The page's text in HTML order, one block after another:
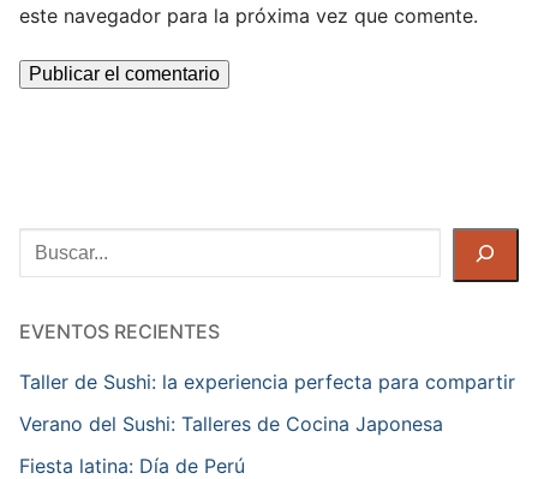
este navegador para la próxima vez que comente.
Buscar
EVENTOS RECIENTES
Taller de Sushi: la experiencia perfecta para compartir
Verano del Sushi: Talleres de Cocina Japonesa
Fiesta latina: Día de Perú